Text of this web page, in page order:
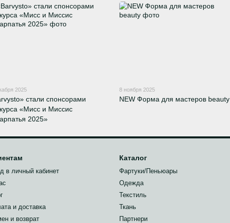
2025
стали спонсорами
«Мисс и Миссис
2025»
8 ноября 2025
NEW Форма для мастеров beauty
в личный кабинет
и доставка
и возврат
Каталог
Фартуки/Пеньюары
Одежда
Текстиль
Ткань
Партнери